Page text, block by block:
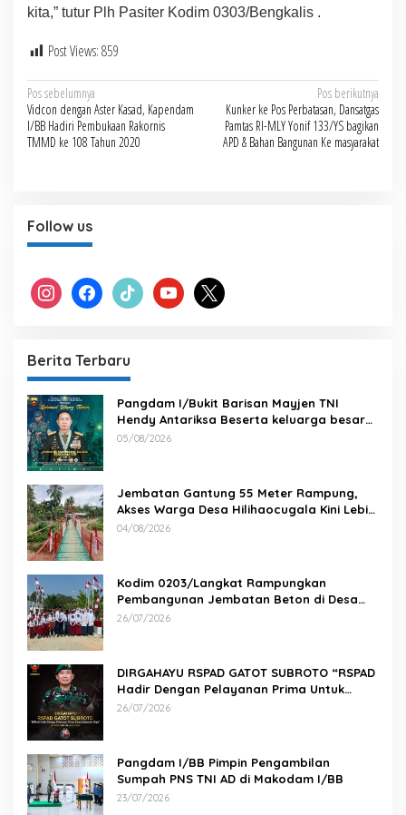
kita,” tutur Plh Pasiter Kodim 0303/Bengkalis .
Post Views:859
Navigasi
pos
Pos sebelumnya
Vidcon dengan Aster Kasad, Kapendam
I/BB Hadiri Pembukaan Rakornis
TMMD ke 108 Tahun 2020
Pos berikutnya
Kunker ke Pos Perbatasan, Dansatgas
Pamtas RI-MLY Yonif 133/YS bagikan
APD & Bahan Bangunan Ke masyarakat
Follow us
instagram facebook tiktok youtube x
Berita Terbaru
Pangdam I/Bukit Barisan Mayjen TNI
Hendy Antariksa Beserta keluarga besar
Kodam I/BB Mengucapkan : Selamat Ulang
05/08/2026
Jembatan Gantung 55 Meter Rampung,
Akses Warga Desa Hilihaocugala Kini Lebih
Aman
04/08/2026
Kodim 0203/Langkat Rampungkan
Pembangunan Jembatan Beton di Desa
Paluh Manis
26/07/2026
DIRGAHAYU RSPAD GATOT SUBROTO “RSPAD
Hadir Dengan Pelayanan Prima Untuk
Indonesia Maju” 26 JULI 1950 – 26 JULI 2026
26/07/2026
Pangdam I/BB Pimpin Pengambilan
Sumpah PNS TNI AD di Makodam I/BB
23/07/2026